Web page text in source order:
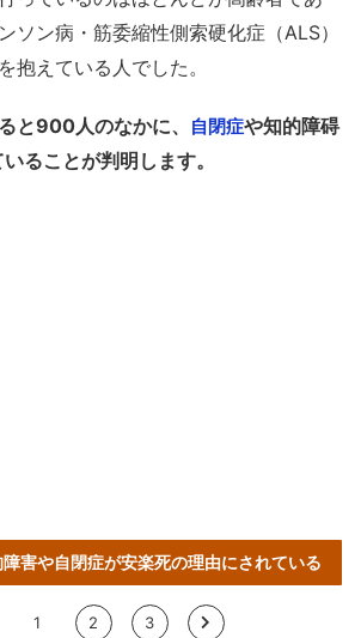
ソン病・筋委縮性側索硬化症（ALS）
抱えている人でした。
と900人のなかに、 自閉症や知的障碍
ることが判明します。
害や自閉症が安楽死の理由にされている
1 2 3 >